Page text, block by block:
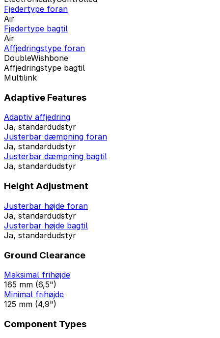
Fjedertype foran
Air
Fjedertype bagtil
Air
Affjedringstype foran
DoubleWishbone
Affjedringstype bagtil
Multilink
Adaptive Features
Adaptiv affjedring
Ja, standardudstyr
Justerbar dæmpning foran
Ja, standardudstyr
Justerbar dæmpning bagtil
Ja, standardudstyr
Height Adjustment
Justerbar højde foran
Ja, standardudstyr
Justerbar højde bagtil
Ja, standardudstyr
Ground Clearance
Maksimal frihøjde
165 mm (6,5")
Minimal frihøjde
125 mm (4,9")
Component Types